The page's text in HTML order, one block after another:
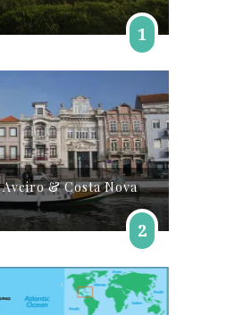
1
& Costa Nova
2